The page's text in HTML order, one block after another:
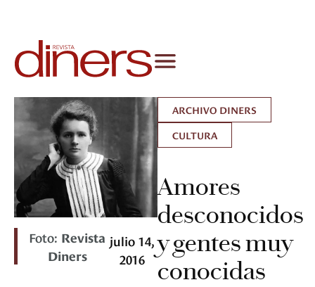
Foto: Revista
Diners
julio 14,
2016
ARCHIVO DINERS
CULTURA
Amores
desconocidos
y gentes muy
conocidas